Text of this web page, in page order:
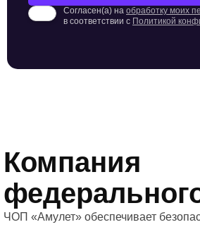
Согласен(а) на обработку моих
в соответствии с Политикой
Компания
ЧОП «Амулет» обеспечивает